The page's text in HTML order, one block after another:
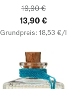
19,90 €
13,90 €
Grundpreis: 18,53 €/l